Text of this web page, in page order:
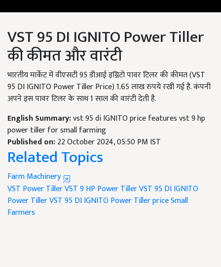
VST 95 DI IGNITO Power Tiller
की कीमत और वारंटी
भारतीय मार्केट में वीएसटी 95 डीआई इग्निटो पावर टिलर की कीमत (VST
95 DI IGNITO Power Tiller Price) 1.65 लाख रुपये रखी गई है. कंपनी
अपने इस पावर टिलर के साथ 1 साल की वारंटी देती है.
English Summary:vst 95 di IGNITO price features vst 9 hp
power tiller for small farming
Published on:22 October 2024, 05:50 PM IST
Related Topics
Farm Machinery
VST Power TillerVST 9 HP Power TillerVST 95 DI IGNITO
Power TillerVST 95 DI IGNITO Power Tiller priceSmall
Farmers